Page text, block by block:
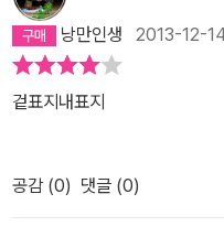
로, <호빗>은 톨킨의 또 다른
퀄격인 작품이다. 때문에 어
자동적으로 <반지의 제왕>과
종족과 매력적인 캐릭터들을
프, 드워프, 마법사, 오크, 골
은 종족들은 모두 톨킨의 손에
과 만남이 이렇게 시작되는데
찾기 위한 단순한 모험담인 『호
재인 '절대반지'가 등장한다는
제왕』은 욕망에 대한 이야기
오지 않았지만 결국 스마우그
이들의 모습은 절대반지를 잃
지를 화산에 던져 모든 사건을
사건의 시작 절대 반지를 현세
래했도다 그가 용의 보물을 찾
까지의 모험을 보라 프로도여
야 하노라 프로도여 모든 반
지의 대장정 그속으로 빌보를
낭만인생 2013-12-
겉표지내표지
공감 (0) 댓글 (0)